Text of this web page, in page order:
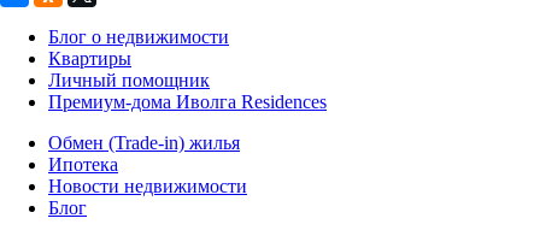
Блог о недвижимости
Квартиры
Личный помощник
Премиум-дома Иволга Residences
Обмен (Trade-in) жилья
Ипотека
Новости недвижимости
Блог